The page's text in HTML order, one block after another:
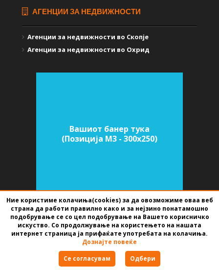
АГЕНЦИИ ЗА НЕДВИЖНОСТИ
Агенции за недвижности во Скопје
Агенции за недвижности во Охрид
Вашиот банер тука
(Позиција M3 - 300х250)
СОФТВЕР ЗА АГЕНЦИИ ЗА НЕДВИЖНИНИ ИЗРАБОТЕН ОДBEST NET
STUDIO2026
Правила за користење
Ние користиме колачиња(cookies) за да овозможиме оваа веб
страна да работи правилно како и за нејзино понатамошно
подобрување се со цел подобрување на Вашето корисничко
искуство. Со продолжување на користењето на нашата
интернет страница ја прифаќате употребата на колачиња.
Дознајте повеќе
Се согласувам
Одбери